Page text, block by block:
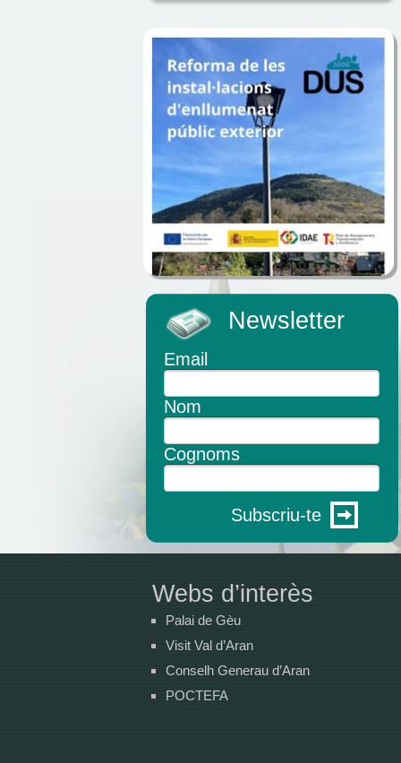
Newsletter
Email
Nom
Cognoms
Subscriu-te
Webs d’interès
Palai de Gèu
Visit Val d’Aran
Conselh Generau d’Aran
POCTEFA